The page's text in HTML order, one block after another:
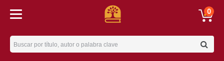
0
Username